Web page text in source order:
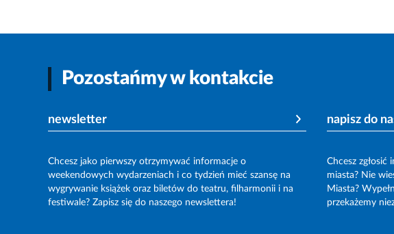
Pozostańmy w kontakcie
newsletter
Chcesz jako pierwszy otrzymywać informacje o
weekendowych wydarzeniach i co tydzień mieć szansę na
wygrywanie książek oraz biletów do teatru, filharmonii i na
festiwale? Zapisz się do naszego newslettera!
napisz do
Chcesz
miasta? Nie
Miasta?
przekażemy